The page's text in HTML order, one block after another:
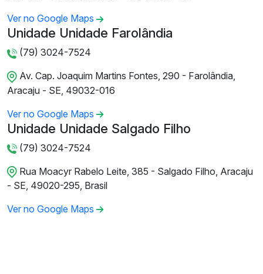
Ver no Google Maps
Unidade Unidade Farolândia
(79) 3024-7524
Av. Cap. Joaquim Martins Fontes, 290 - Farolândia,
Aracaju - SE, 49032-016
Ver no Google Maps
Unidade Unidade Salgado Filho
(79) 3024-7524
Rua Moacyr Rabelo Leite, 385 - Salgado Filho, Aracaju
- SE, 49020-295, Brasil
Ver no Google Maps